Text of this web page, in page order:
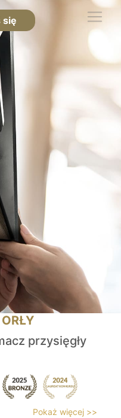
się
przysięgły
Pokaż więcej >>